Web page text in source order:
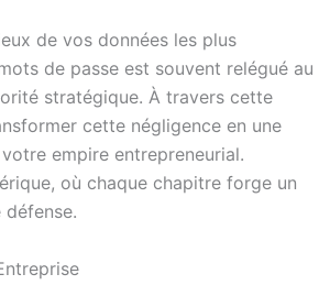
de vos données les plus
de passe est souvent relégué au
stratégique. À travers cette
cette négligence en une
empire entrepreneurial.
où chaque chapitre forge un